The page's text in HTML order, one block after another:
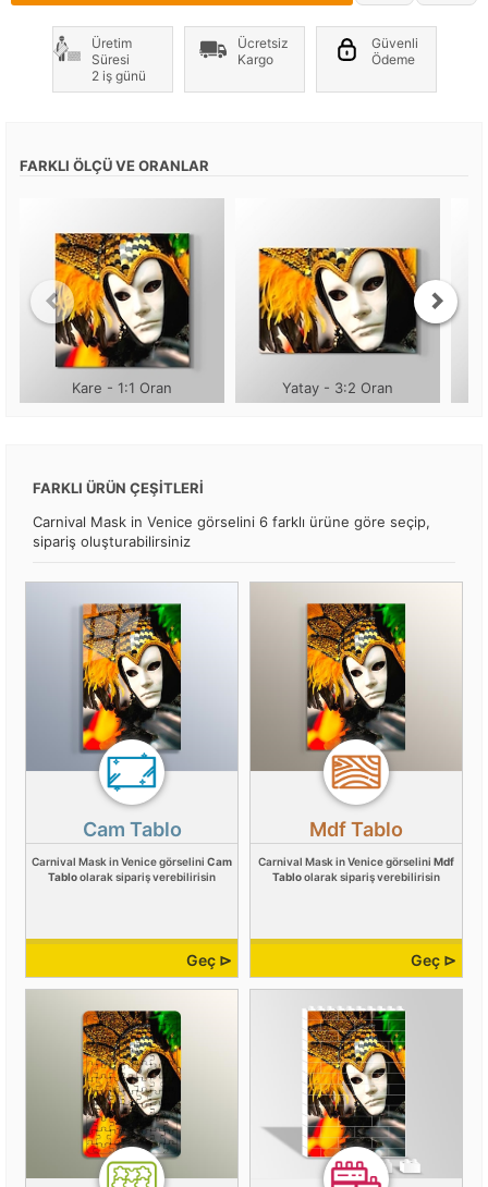
Üretim
Süresi
2 iş günü
Ücretsiz
Kargo
Güvenli
Ödeme
FARKLI ÖLÇÜ VE ORANLAR
Kare - 1:1 Oran Yatay - 3:2 Oran
FARKLI ÜRÜN ÇEŞİTLERİ
Carnival Mask in Venice görselini 6 farklı ürüne göre seçip,
sipariş oluşturabilirsiniz
Cam Tablo
Carnival Mask in Venice görselini Cam
Tabloolarak sipariş verebilirisin
Geç ⊳
Mdf Tablo
Carnival Mask in Venice görselini Mdf
Tabloolarak sipariş verebilirisin
Geç ⊳